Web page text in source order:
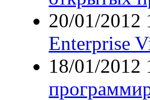
20/01/2012
Enterprise
18/01/2012